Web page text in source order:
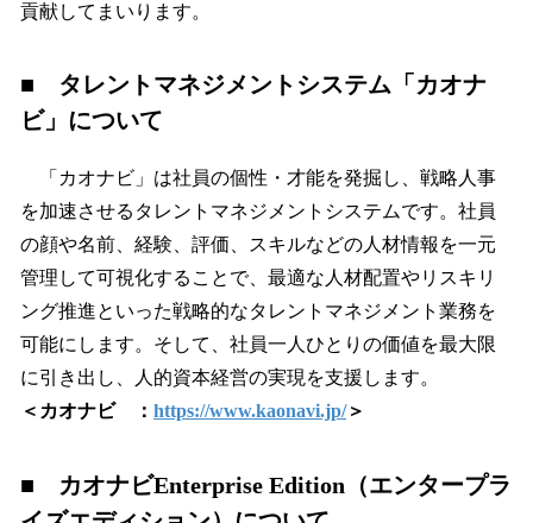
貢献してまいります。
■ タレントマネジメントシステム「カオナ
ビ」について
「カオナビ」は社員の個性・才能を発掘し、戦略人事
を加速させるタレントマネジメントシステムです。社員
の顔や名前、経験、評価、スキルなどの人材情報を一元
管理して可視化することで、最適な人材配置やリスキリ
ング推進といった戦略的なタレントマネジメント業務を
可能にします。そして、社員一人ひとりの価値を最大限
に引き出し、人的資本経営の実現を支援します。
＜カオナビ ： https://www.kaonavi.jp/＞
■ カオナビEnterprise Edition（エンタープラ